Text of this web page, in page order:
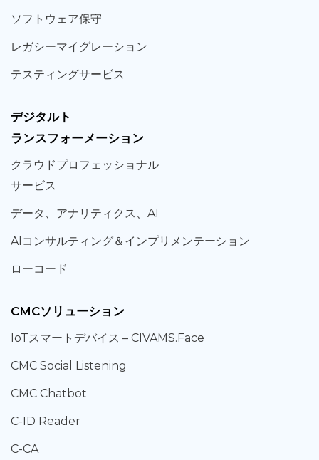
ソフト ウェア保守
レガシーマイグレーション
テスティングサービス
デジタルト
ランスフォーメーション
クラウドプロフェッショナル
サービス
データ、 アナリティクス、 AI
AIコンサルティング＆ インプリメンテーション
ローコード
CMCソリューション
IoTスマートデバイス – CIVAMS.Face
CMC Social Listening
CMC Chatbot
C-ID Reader
C-CA